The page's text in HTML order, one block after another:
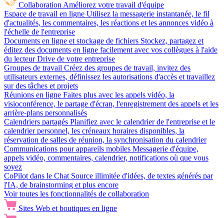
Collaboration Améliorez votre travail d'équipe
Espace de travail en ligne Utilisez la messagerie instantanée, le fil
d'actualités, les commentaires, les réactions et les annonces vidéo à
l'échelle de l'entreprise
Documents en ligne et stockage de fichiers Stockez, partagez et
éditez des documents en ligne facilement avec vos collègues à l'aide
du lecteur Drive de votre entreprise
Groupes de travail Créez des groupes de travail, invitez des
utilisateurs externes, définissez les autorisations d'accès et travaillez
sur des tâches et projets
Réunions en ligne Faites plus avec les appels vidéo, la
visioconférence, le partage d'écran, l'enregistrement des appels et les
arrière-plans personnalisés
Calendriers partagés Planifiez avec le calendrier de l'entreprise et le
calendrier personnel, les créneaux horaires disponibles, la
réservation de salles de réunion, la synchronisation du calendrier
Communications pour appareils mobiles Messagerie d'équipe,
appels vidéo, commentaires, calendrier, notifications où que vous
soyez
CoPilot dans le Chat Source illimitée d'idées, de textes générés par
l'IA, de brainstorming et plus encore
Voir toutes les fonctionnalités de collaboration
Sites Web et boutiques en ligne